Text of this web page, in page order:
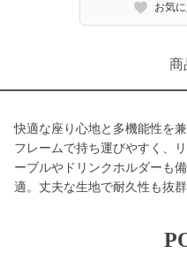
お気
商
快適な座り心地と多機能性を
フレームで持ち運びやすく、
ーブルやドリンクホルダーも
適。丈夫な生地で耐久性も抜群